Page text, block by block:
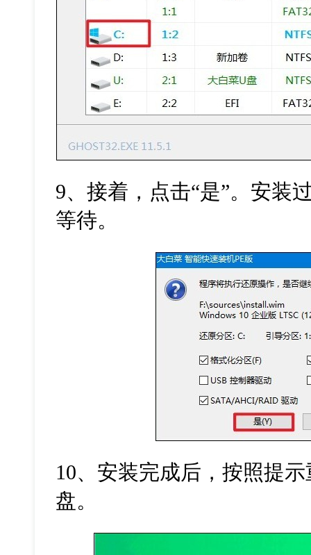
9、接着，点击“是”。安装
等待。
10、安装完成后，按照提
盘。